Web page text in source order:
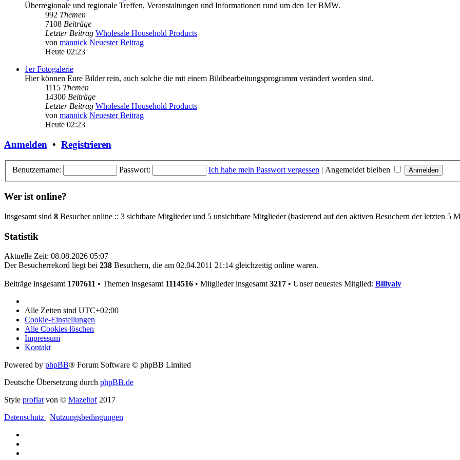
Überregionale und regionale Treffen, Veranstaltungen und Informationen rund um den 1er BMW.
992 Themen
7108 Beiträge
Letzter Beitrag Wholesale Household Products
von mannick Neuester Beitrag
Heute 02:23
1er Fotogalerie
Hier können Eure Bilder rein, auch solche die mit einem Bildbearbeitungsprogramm verändert worden sind.
1115 Themen
14300 Beiträge
Letzter Beitrag Wholesale Household Products
von mannick Neuester Beitrag
Heute 02:23
Anmelden • Registrieren
Benutzername: Passwort: Ich habe mein Passwort vergessen | Angemeldet bleiben
Wer ist online?
Insgesamt sind 8 Besucher online :: 3 sichtbare Mitglieder und 5 unsichtbare Mitglieder (basierend auf den aktiven Besuchern der letzten 5
Statistik
Aktuelle Zeit: 08.08.2026 05:07
Der Besucherrekord liegt bei 238 Besuchern, die am 02.04.2011 21:14 gleichzeitig online waren.
Beiträge insgesamt 1707611 • Themen insgesamt 1114516 • Mitglieder insgesamt 3217 • Unser neuestes Mitglied: Billyaly
Alle Zeiten sind UTC+02:00
Cookie-Einstellungen
Alle Cookies löschen
Impressum
Kontakt
Powered by phpBB® Forum Software © phpBB Limited
Deutsche Übersetzung durch phpBB.de
Style proflat von © Mazeltof2017
Datenschutz | Nutzungsbedingungen